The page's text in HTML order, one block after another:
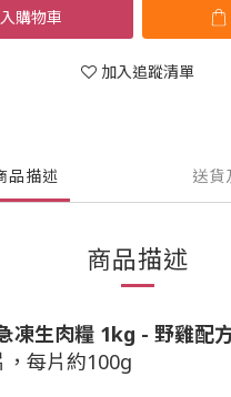
購物車
加入追蹤清單
品描述 送貨
商品描述
凍生肉糧 1kg - 野雞配
每片約100g